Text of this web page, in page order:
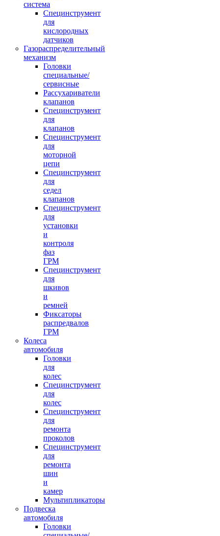
система
Специнструмент
для
кислородных
датчиков
Газораспределительный
механизм
Головки
специальные/
сервисные
Рассухариватели
клапанов
Специнструмент
для
клапанов
Специнструмент
для
моторной
цепи
Специнструмент
для
седел
клапанов
Специнструмент
для
установки
и
контроля
фаз
ГРМ
Специнструмент
для
шкивов
и
ремней
Фиксаторы
распредвалов
ГРМ
Колеса
автомобиля
Головки
для
колес
Специнструмент
для
колес
Специнструмент
для
ремонта
проколов
Специнструмент
для
ремонта
шин
и
камер
Мультипликаторы
Подвеска
автомобиля
Головки